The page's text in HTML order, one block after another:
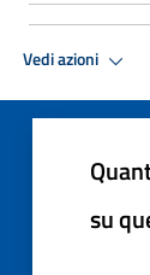
Vedi azioni
su